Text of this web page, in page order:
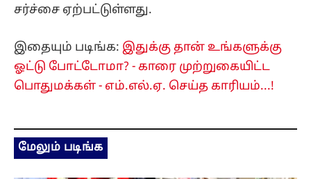
சர்ச்சை ஏற்பட்டுள்ளது.
இதையும் படிங்க: இதுக்கு தான் உங்களுக்கு
ஓட்டு போட்டோமா? - காரை முற்றுகையிட்ட
பொதுமக்கள் - எம்.எல்.ஏ. செய்த காரியம்...!
மேலும் படிங்க